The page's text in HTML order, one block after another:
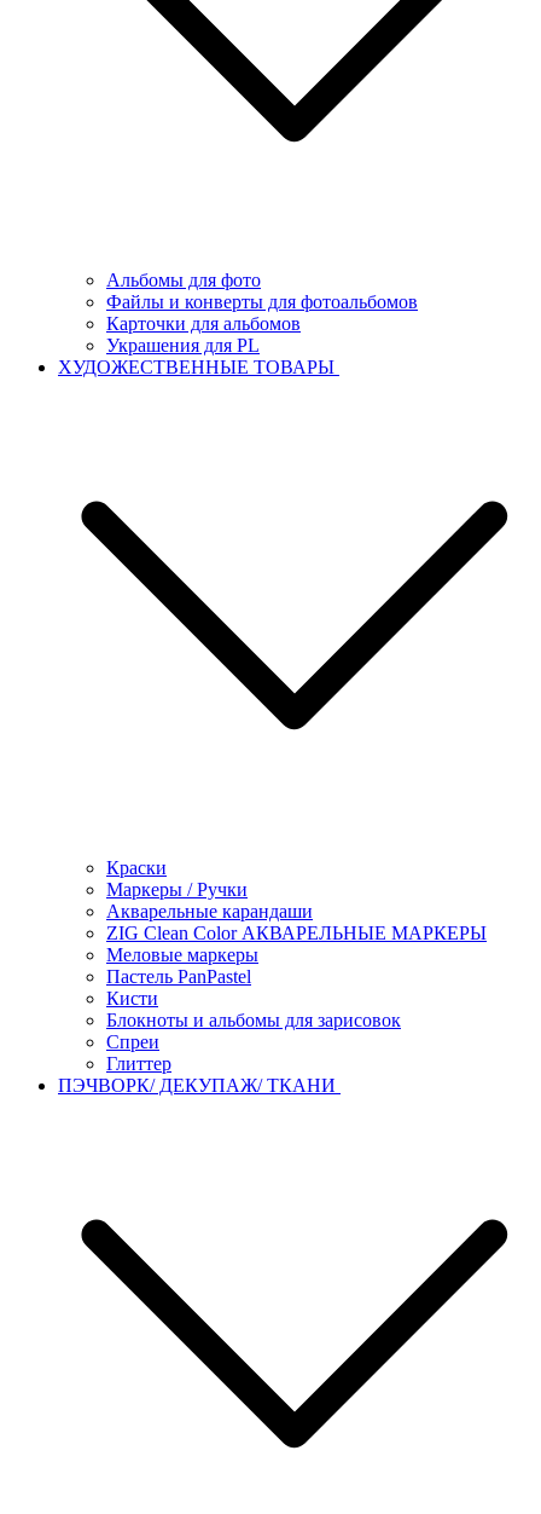
Альбомы для фото
Файлы и конверты для фотоальбомов
Карточки для альбомов
Украшения для PL
ХУДОЖЕСТВЕННЫЕ ТОВАРЫ
Краски
Маркеры / Ручки
Акварельные карандаши
ZIG Clean Color АКВАРЕЛЬНЫЕ МАРКЕРЫ
Меловые маркеры
Пастель PanPastel
Кисти
Блокноты и альбомы для зарисовок
Спреи
Глиттер
ПЭЧВОРК/ ДЕКУПАЖ/ ТКАНИ